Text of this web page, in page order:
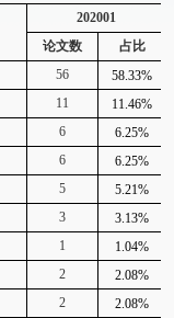
202001
论文数
占比
56
58.33%
11
11.46%
6
6.25%
6
6.25%
5
5.21%
3
3.13%
1
1.04%
2
2.08%
2
2.08%